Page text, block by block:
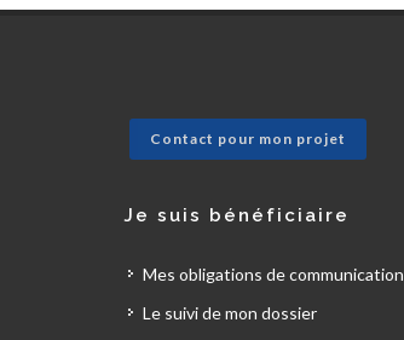
Contact pour mon projet
Je suis bénéficiaire
Mes obligations de communication
Le suivi de mon dossier